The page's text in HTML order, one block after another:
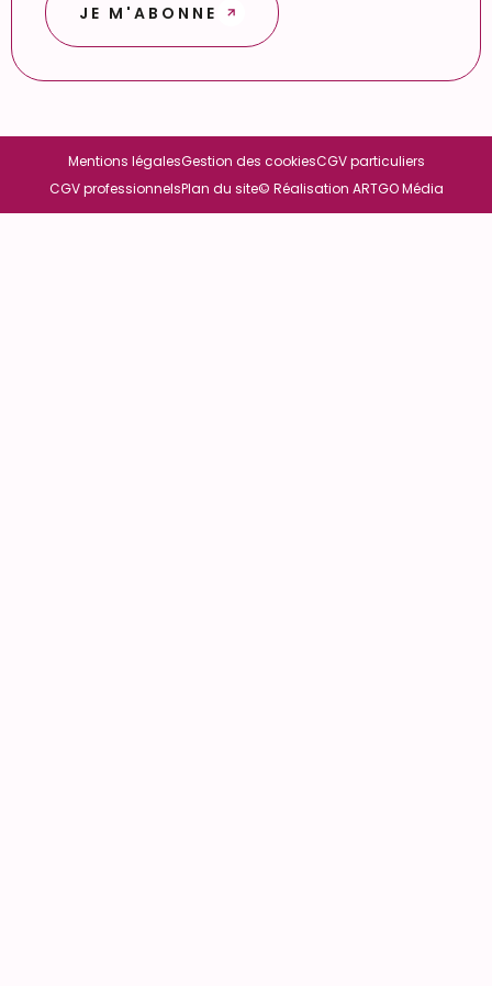
JE M'ABONNE
Mentions légalesGestion des cookiesCGV particuliers
CGV professionnelsPlan du site© Réalisation ARTGO Média